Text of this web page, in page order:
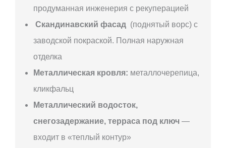
продуманная инженерия с рекуперацией
Скандинавский фасад (поднятый ворс) с
заводской покраской. Полная наружная
отделка
Металлическая кровля: металлочерепица,
кликфальц
Металлический водосток,
снегозадержание, терраса под ключ —
входит в «теплый контур»